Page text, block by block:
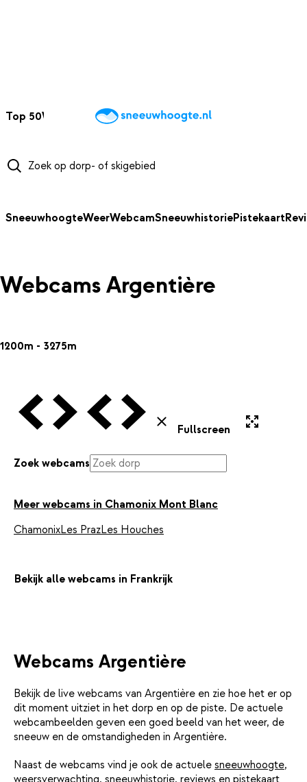
Top 50Webcams WintersportweerKaarten
SneeuwhoogteWeerWebcamSneeuwhistoriePistekaart
Webcams Argentière
1200m - 3275m
Vorige Webcam
Volgende Webcam
Vorige Webcam
Volgende Webcam
Sluiten
Fullscreen
Zoek webcams
Meer webcams in Chamonix Mont Blanc
ChamonixLes PrazLes Houches
Bekijk alle webcams in Frankrijk
Webcams Argentière
Bekijk de live webcams van Argentière en zie hoe het er op
dit moment uitziet in het dorp en op de piste. De actuele
webcambeelden geven een goed beeld van het weer, de
sneeuw en de omstandigheden in Argentière.
Naast de webcams vind je ook de actuele sneeuwhoogte,
weersverwachting, sneeuwhistorie, reviews en pistekaart